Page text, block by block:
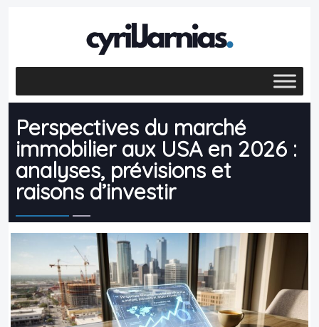
Perspectives du marché
immobilier aux USA en 2026 :
analyses, prévisions et
raisons d’investir